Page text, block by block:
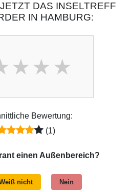
DAS INSELTREFF
IN HAMBURG:
Bewertung:
(1)
einen Außenbereich?
nicht Nein